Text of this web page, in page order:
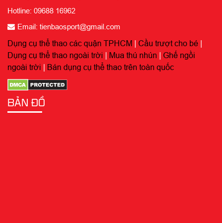
Hotline: 09688 16962
Email: tienbaosport@gmail.com
Dụng cụ thể thao các quận TPHCM | Cầu trượt cho bé |
Dụng cụ thể thao ngoài trời | Mua thú nhún | Ghế ngồi
ngoài trời | Bán dụng cụ thể thao trên toàn quốc
BẢN ĐỒ